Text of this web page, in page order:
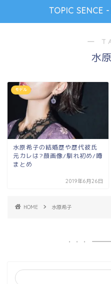
TOPIC SENCE
―
水
モデル
水原希子の結婚歴や歴代彼氏
元カレは?顔画像/馴れ初め/噂
まとめ
2019年6月26日
HOME 水原希子